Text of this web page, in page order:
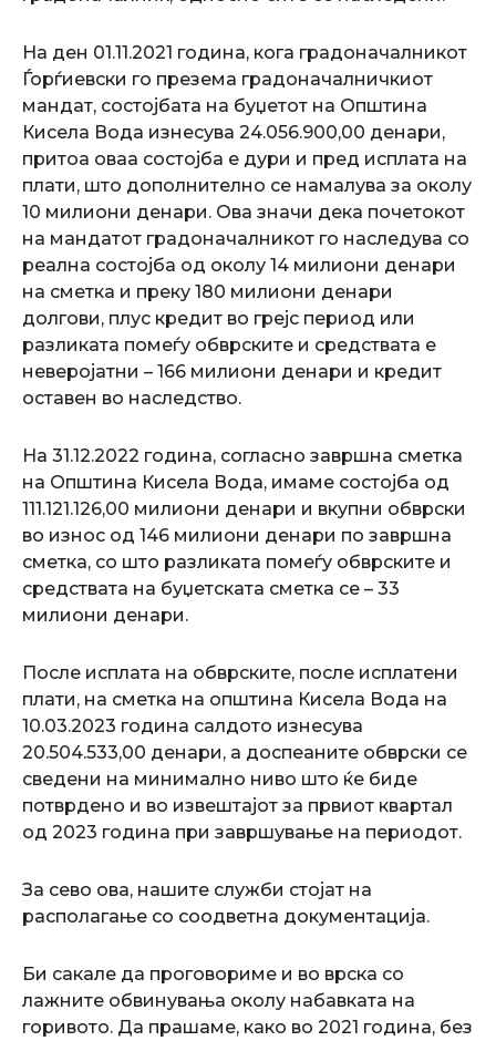
На ден 01.11.2021 година, кога градоначалникот
Ѓорѓиевски го презема градоначалничкиот
мандат, состојбата на буџетот на Општина
Кисела Вода изнесува 24.056.900,00 денари,
притоа оваа состојба е дури и пред исплата на
плати, што дополнително се намалува за околу
10 милиони денари. Ова значи дека почетокот
на мандатот градоначалникот го наследува со
реална состојба од околу 14 милиони денари
на сметка и преку 180 милиони денари
долгови, плус кредит во грејс период или
разликата помеѓу обврските и средствата е
неверојатни – 166 милиони денари и кредит
оставен во наследство.
На 31.12.2022 година, согласно завршна сметка
на Општина Кисела Вода, имаме состојба од
111.121.126,00 милиони денари и вкупни обврски
во износ од 146 милиони денари по завршна
сметка, со што разликата помеѓу обврските и
средствата на буџетската сметка се – 33
милиони денари.
После исплата на обврските, после исплатени
плати, на сметка на општина Кисела Вода на
10.03.2023 година салдото изнесува
20.504.533,00 денари, а доспеаните обврски се
сведени на минимално ниво што ќе биде
потврдено и во извештајот за првиот квартал
од 2023 година при завршување на периодот.
За сево ова, нашите служби стојат на
располагање со соодветна документација.
Би сакале да проговориме и во врска со
лажните обвинувања околу набавката на
горивото. Да прашаме, како во 2021 година, без